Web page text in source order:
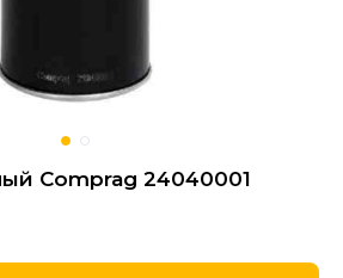
Comprag 24040001